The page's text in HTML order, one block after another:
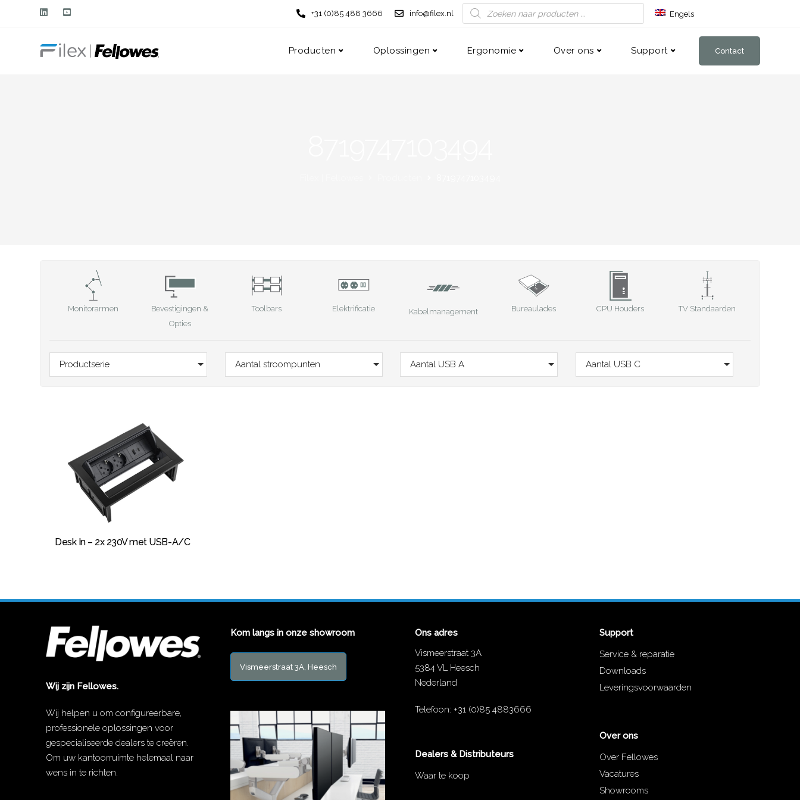
+31 (0)85 488 3666 info@filex.nl
Engels
Frans
Producten Oplossingen Ergonomie Over ons Support Contact
Monitorarmen
Bevestigingen &
Opties
Toolbars Elektrificatie Kabelmanagement Bureaulades CPU Houders TV Standaarden
Productserie Aantal stroompunten Aantal USB A Aantal USB C
Desk In – 2x 230V met USB-A/C
Wij zijn Fellowes.
Wij helpen u om configureerbare,
professionele oplossingen voor
gespecialiseerde dealers te creëren.
Om uw kantoorruimte helemaal naar
wens in te richten.
Kom langs in onze showroom
Vismeerstraat 3A, Heesch
Ons adres
Vismeerstraat 3A
5384 VL Heesch
Nederland
Telefoon: +31 (0)85 4883666
Dealers & Distributeurs
Waar te koop
Support
Service & reparatie
Downloads
Leveringsvoorwaarden
Over ons
Over Fellowes
Vacatures
Showrooms